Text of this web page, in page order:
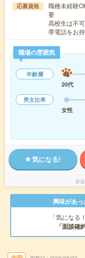
応募資格
職種未経験
要
高校生は不
帯電話をお
職場の雰囲気
年齢層
20代
男女比率
女性
気になる!
派
興味があ
「気になる
「面談確